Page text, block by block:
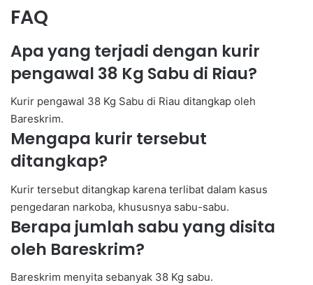
FAQ
Apa yang terjadi dengan kurir
pengawal 38 Kg Sabu di Riau?
Kurir pengawal 38 Kg Sabu di Riau ditangkap oleh
Bareskrim.
Mengapa kurir tersebut
ditangkap?
Kurir tersebut ditangkap karena terlibat dalam kasus
pengedaran narkoba, khususnya sabu-sabu.
Berapa jumlah sabu yang disita
oleh Bareskrim?
Bareskrim menyita sebanyak 38 Kg sabu.